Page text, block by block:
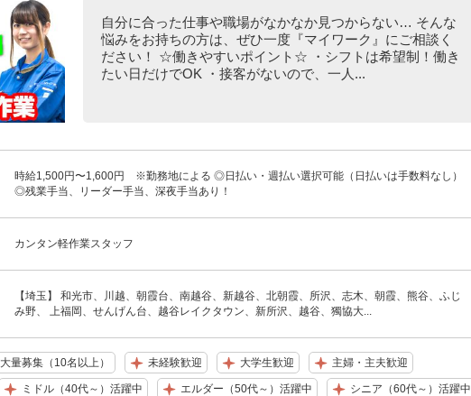
自分に合った仕事や職場がなかなか見つからない… そんな
悩みをお持ちの方は、ぜひ一度『マイワーク』にご相談く
ださい！ ☆働きやすいポイント☆ ・シフトは希望制！働き
たい日だけでOK ・接客がないので、一人...
時給1,500円〜1,600円 ※勤務地による ◎日払い・週払い選択可能（日払いは手数料なし）
◎残業手当、リーダー手当、深夜手当あり！
カンタン軽作業スタッフ
【埼玉】 和光市、川越、朝霞台、南越谷、新越谷、北朝霞、所沢、志木、朝霞、熊谷、ふじ
み野、 上福岡、せんげん台、越谷レイクタウン、新所沢、越谷、獨協大...
大量募集（10名以上） 未経験歓迎 大学生歓迎 主婦・主夫歓迎
ミドル（40代～）活躍中 エルダー（50代～）活躍中 シニア（60代～）活躍中